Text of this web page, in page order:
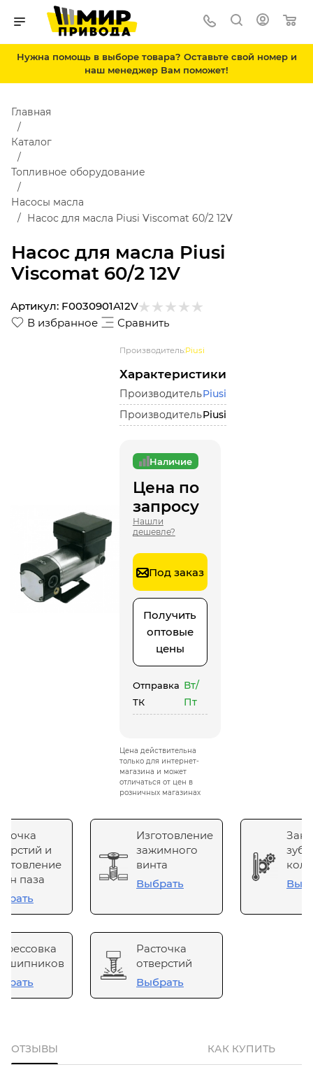
Нужна помощь в выборе товара? Оставьте свой номер и
наш менеджер Вам поможет!
Насос для масла Piusi
Viscomat 60/2 12V
Главная
Каталог
Топливное оборудование
Насосы масла
Насос для масла Piusi Viscomat 60/2 12V
В избранное Сравнить
Артикул: F0030901A12V
Производитель:Piusi
Характеристики
ПроизводительPiusi
ПроизводительPiusi
Наличие
Цена по
запросу
Нашли
дешевле?
Под заказ
Получить
оптовые
цены
Отправка
ТК
Вт/
Пт
Цена действительна
только для интернет-
магазина и может
отличаться от цен в
розничных магазинах
и
паза
Изготовление
зажимного
винта
Выбрать
Расточка
отверстий
Выбрать
ОТЗЫВЫ КАК КУПИТЬ